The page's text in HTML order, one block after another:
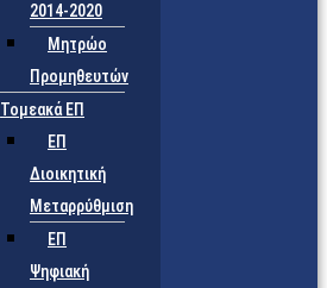
2014-2020
Μητρώο
Προμηθευτών
Τομεακά ΕΠ
ΕΠ
Διοικητική
Μεταρρύθμιση
ΕΠ
Ψηφιακή